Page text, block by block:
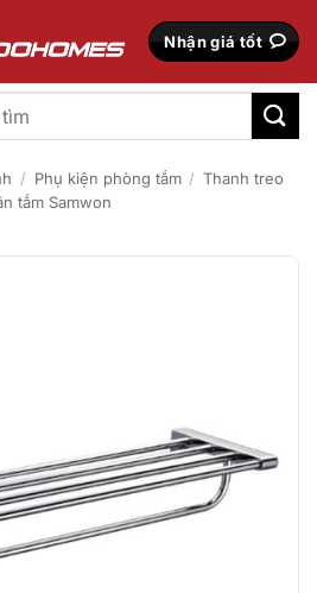
Nhận giá tốt
/ Phụ kiện phòng tắm / Thanh treo
tắm Samwon